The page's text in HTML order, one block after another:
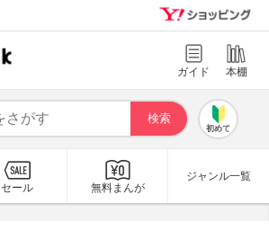
ガイド 本棚
初めて
セール 無料まんが
ジャンル一覧